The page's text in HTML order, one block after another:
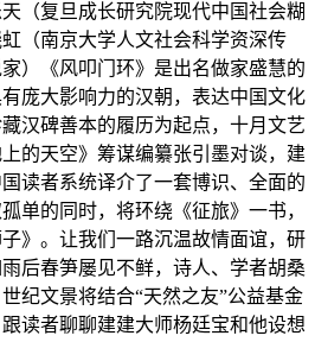
（复旦成长研究院现代中国社会糊
（南京大学人文社会科学资深传
）《风叩门环》是出名做家盛慧的
庞大影响力的汉朝，表达中国文化
汉碑善本的履历为起点，十月文艺
的天空》筹谋编纂张引墨对谈，建
读者系统译介了一套博识、全面的
单的同时，将环绕《征旅》一书，
》。让我们一路沉温故情面谊，研
后春笋屡见不鲜，诗人、学者胡桑
纪文景将结合“天然之友”公益基金
读者聊聊建建大师杨廷宝和他设想